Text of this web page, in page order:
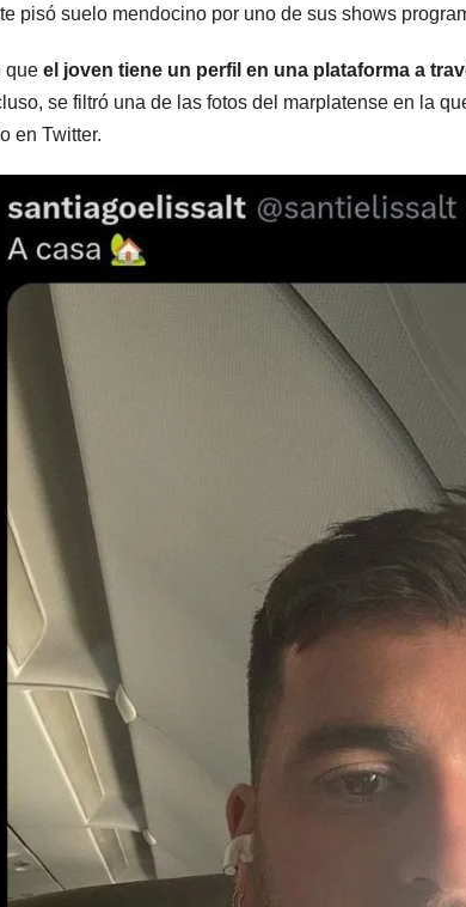
pisó suelo mendocino por uno de sus shows
que el joven tiene un perfil en una plataforma a
se filtró una de las fotos del marplatense en la
en Twitter.
y
el